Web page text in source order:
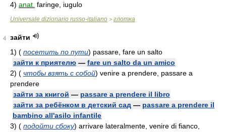
4) anat. faringe, iugulo
Universale dizionario russo-italiano > глотка
4
зайти
1) ( посетить по пути) passare, fare un salto
зайти к приятелю — fare un salto da un amico
2) ( чтобы взять с собой) venire a prendere, passare a
prendere
зайти за книгой — passare a prendere il libro
зайти за ребёнком в детский сад — passare a prendere il
bambino all'asilo infantile
3) ( подойти сбоку) arrivare lateralmente, venire di fianco,